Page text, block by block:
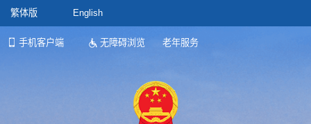
繁体版 English
手机客户端 无障碍浏览 老年服务